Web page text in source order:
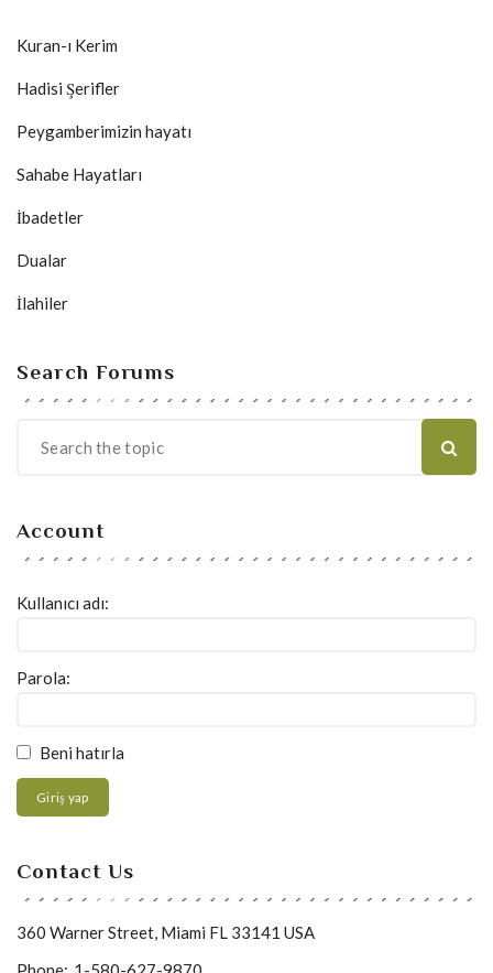
Kuran-ı Kerim
Hadisi Şerifler
Peygamberimizin hayatı
Sahabe Hayatları
İbadetler
Dualar
İlahiler
Search Forums
Account
Kullanıcı adı:
Parola:
Beni hatırla
Giriş yap
Contact Us
360 Warner Street, Miami FL 33141 USA